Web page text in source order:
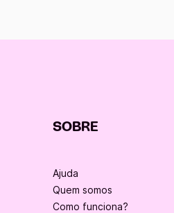
SOBRE
Ajuda
Quem somos
Como funciona?